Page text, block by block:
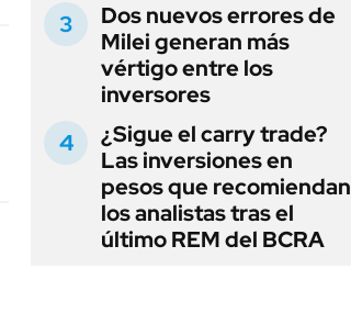
Dos nuevos errores de
Milei generan más
vértigo entre los
inversores
¿Sigue el carry trade?
Las inversiones en
pesos que recomiendan
los analistas tras el
último REM del BCRA